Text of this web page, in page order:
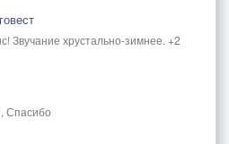
Звучание хрустально-зимнее. +2
Спасибо